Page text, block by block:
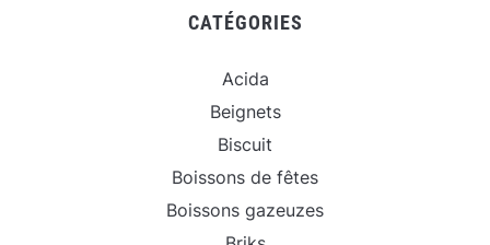
CATÉGORIES
Acida
Beignets
Biscuit
Boissons de fêtes
Boissons gazeuzes